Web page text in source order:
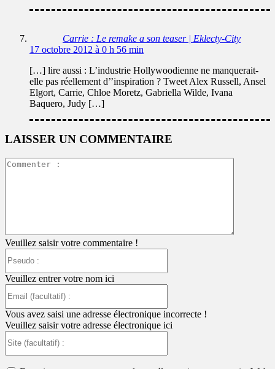
Carrie : Le remake a son teaser | Eklecty-City
17 octobre 2012 à 0 h 56 min
[…] lire aussi : L’industrie Hollywoodienne ne manquerait-
elle pas réellement d’’inspiration ? Tweet Alex Russell, Ansel
Elgort, Carrie, Chloe Moretz, Gabriella Wilde, Ivana
Baquero, Judy […]
LAISSER UN COMMENTAIRE
Veuillez saisir votre commentaire !
Veuillez entrer votre nom ici
:
Vous avez saisi une adresse électronique incorrecte !
Veuillez saisir votre adresse électronique ici
: